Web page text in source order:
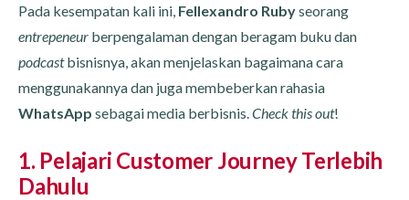
Pada kesempatan kali ini, Fellexandro Rubyseorang
entrepeneur berpengalaman dengan beragam buku dan
podcastbisnisnya, akan menjelaskan bagaimana cara
menggunakannya dan juga membeberkan rahasia
WhatsApp sebagai media berbisnis.Check this out!
1. Pelajari Customer Journey Terlebih
Dahulu